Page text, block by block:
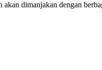
dimanjakan dengan